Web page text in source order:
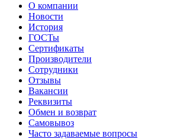
О компании
Новости
История
ГОСТы
Сертификаты
Производители
Сотрудники
Отзывы
Вакансии
Реквизиты
Обмен и возврат
Самовывоз
Часто задаваемые вопросы